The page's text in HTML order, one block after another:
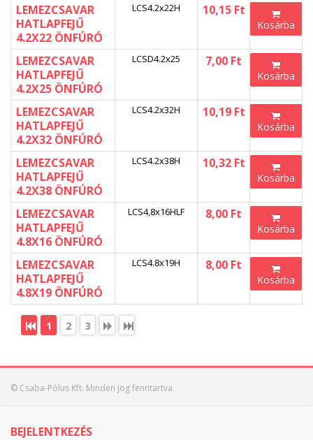
LEMEZCSAVAR
HATLAPFEJŰ
4.2X22 ÖNFÚRÓ
LCS4.2x22H 10,15 Ft
Kosárba
LEMEZCSAVAR
HATLAPFEJŰ
4.2X25 ÖNFÚRÓ
LCSD4.2x25 7,00 Ft
Kosárba
LEMEZCSAVAR
HATLAPFEJŰ
4.2X32 ÖNFÚRÓ
LCS4.2x32H 10,19 Ft
Kosárba
LEMEZCSAVAR
HATLAPFEJŰ
4.2X38 ÖNFÚRÓ
LCS4.2x38H 10,32 Ft
Kosárba
LEMEZCSAVAR
HATLAPFEJŰ
4.8X16 ÖNFÚRÓ
LCS4,8x16HLF 8,00 Ft
Kosárba
LEMEZCSAVAR
HATLAPFEJŰ
4.8X19 ÖNFÚRÓ
LCS4.8x19H 8,00 Ft
Kosárba
1 2 3
© Csaba-Pólus Kft. Minden jog fenntartva
BEJELENTKEZÉS